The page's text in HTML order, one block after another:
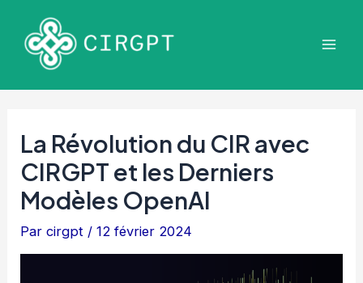
contenu
La Révolution du CIR avec
CIRGPT et les Derniers
Modèles OpenAI
Parcirgpt /12 février 2024